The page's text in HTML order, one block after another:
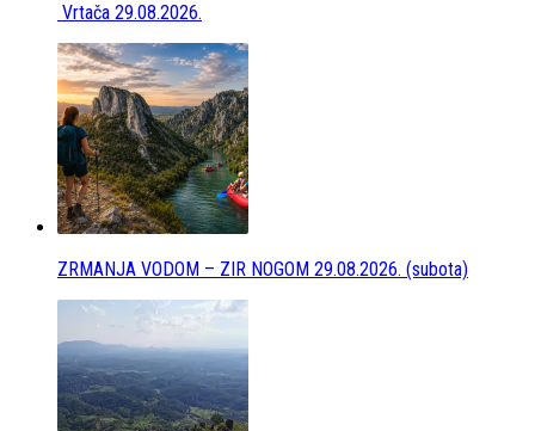
Vrtača 29.08.2026.
ZRMANJA VODOM – ZIR NOGOM 29.08.2026. (subota)